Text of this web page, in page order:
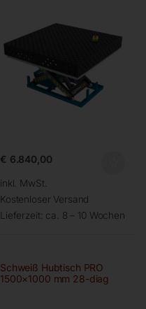
€ 6.840,00
inkl. MwSt.
Kostenloser Versand
Lieferzeit: ca. 8 – 10 Wochen
Schweiß Hubtisch PRO
1500×1000 mm 28-diag